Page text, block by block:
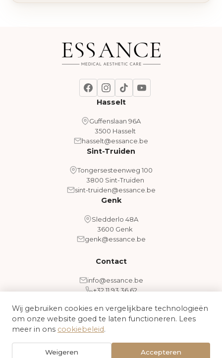
Hasselt
Guffenslaan 96A
3500 Hasselt
hasselt@essance.be
Sint-Truiden
Tongersesteenweg 100
3800 Sint-Truiden
sint-truiden@essance.be
Genk
Sledderlo 48A
3600 Genk
genk@essance.be
Contact
info@essance.be
+32 11 93 36 62
Algemene voorwaarden
© 2026 Essance - Medical Aesthetic Clinic. Alle rechten
Wij gebruiken cookies en vergelijkbare technologieën
om onze website goed te laten functioneren. Lees
meer in ons cookiebeleid.
Weigeren Accepteren